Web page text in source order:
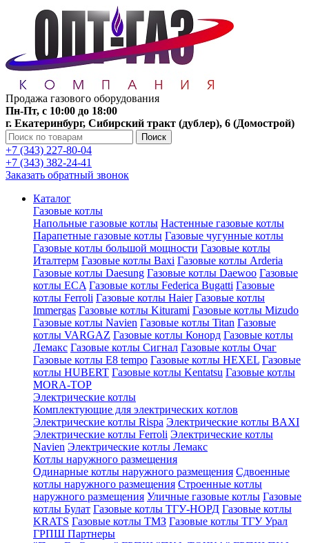
Продажа газового оборудования
Пн-Пт, с 10:00 до 18:00
г. Екатеринбург, Сибирский тракт (дублер), 6 (Домострой)
Поиск
+7 (343) 227-80-04
+7 (343) 382-24-41
Заказать обратный звонок
Каталог
Газовые котлы
Напольные газовые котлы Настенные газовые котлы
Парапетные газовые котлы Газовые чугунные котлы
Газовые котлы большой мощности Газовые котлы
Италтерм Газовые котлы Baxi Газовые котлы Arderia
Газовые котлы Daesung Газовые котлы Daewoo Газовые
котлы ECA Газовые котлы Federica Bugatti Газовые
котлы Ferroli Газовые котлы Haier Газовые котлы
Immergas Газовые котлы Kiturami Газовые котлы Mizudo
Газовые котлы Navien Газовые котлы Titan Газовые
котлы VARGAZ Газовые котлы Конорд Газовые котлы
Лемакс Газовые котлы Сигнал Газовые котлы Очаг
Газовые котлы E8 tempo Газовые котлы HEXEL Газовые
котлы HUBERT Газовые котлы Kentatsu Газовые котлы
MORA-TOP
Электрические котлы
Комплектующие для электрических котлов
Электрические котлы Rispa Электрические котлы BAXI
Электрические котлы Ferroli Электрические котлы
Navien Электрические котлы Лемакс
Котлы наружного размещения
Одинарные котлы наружного размещения Сдвоенные
котлы наружного размещения Строенные котлы
наружного размещения Уличные газовые котлы Газовые
котлы Булат Газовые котлы ТГУ-НОРД Газовые котлы
KRATS Газовые котлы ТМЗ Газовые котлы ТГУ Урал
ГРПШ Партнеры